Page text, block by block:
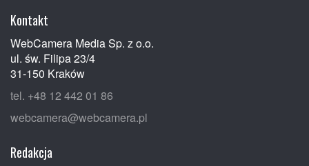
Kontakt
WebCamera Media Sp. z o.o.
ul. św. Filipa 23/4
31-150 Kraków
tel. +48 12 442 01 86
webcamera@webcamera.pl
Redakcja